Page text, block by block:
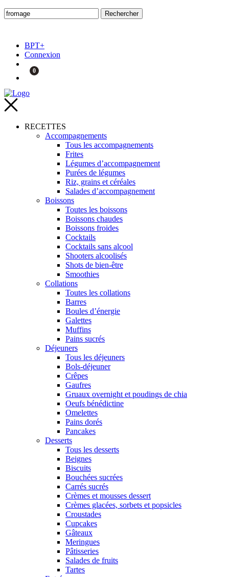
BPT+
Connexion
0
RECETTES
Accompagnements
Tous les accompagnements
Frites
Légumes d’accompagnement
Purées de légumes
Riz, grains et céréales
Salades d’accompagnement
Boissons
Toutes les boissons
Boissons chaudes
Boissons froides
Cocktails
Cocktails sans alcool
Shooters alcoolisés
Shots de bien-être
Smoothies
Collations
Toutes les collations
Barres
Boules d’énergie
Galettes
Muffins
Pains sucrés
Déjeuners
Tous les déjeuners
Bols-déjeuner
Crêpes
Gaufres
Gruaux overnight et poudings de chia
Oeufs bénédictine
Omelettes
Pains dorés
Pancakes
Desserts
Tous les desserts
Beignes
Biscuits
Bouchées sucrées
Carrés sucrés
Crèmes et mousses dessert
Crèmes glacées, sorbets et popsicles
Croustades
Cupcakes
Gâteaux
Meringues
Pâtisseries
Salades de fruits
Tartes